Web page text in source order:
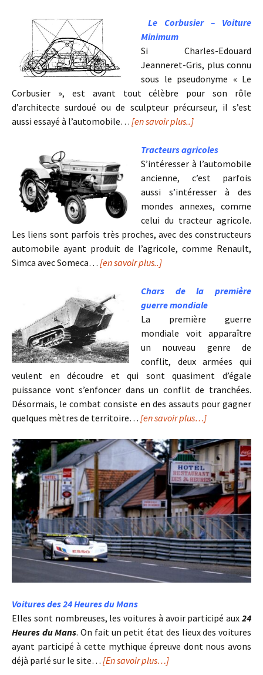
Le Corbusier – Voiture
Minimum
Si Charles-Edouard
Jeanneret-Gris, plus connu
sous le pseudonyme « Le
Corbusier », est avant tout célèbre pour son rôle
d’architecte surdoué ou de sculpteur précurseur, il s’est
aussi essayé à l’automobile… [en savoir plus..]
Tracteurs agricoles
S’intéresser à l’automobile
ancienne, c’est parfois
aussi s’intéresser à des
mondes annexes, comme
celui du tracteur agricole.
Les liens sont parfois très proches, avec des constructeurs
automobile ayant produit de l’agricole, comme Renault,
Simca avec Someca… [en savoir plus..]
Chars de la première
guerre mondiale
La première guerre
mondiale voit apparaître
un nouveau genre de
conflit, deux armées qui
veulent en découdre et qui sont quasiment d’égale
puissance vont s’enfoncer dans un conflit de tranchées.
Désormais, le combat consiste en des assauts pour gagner
quelques mètres de territoire… [en savoir plus…]
Voitures des 24 Heures du Mans
Elles sont nombreuses, les voitures à avoir participé aux 24
Heures du Mans. On fait un petit état des lieux des voitures
ayant participé à cette mythique épreuve dont nous avons
déjà parlé sur le site… [En savoir plus…]